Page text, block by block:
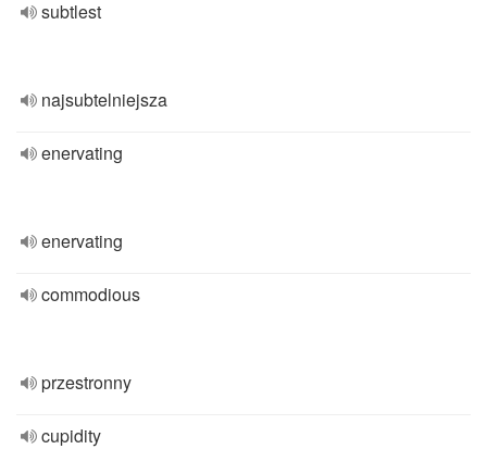
subtlest
najsubtelniejsza
enervating
enervating
commodious
przestronny
cupidity